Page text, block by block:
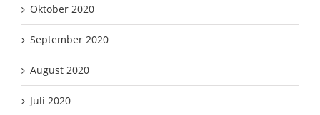
Oktober 2020
September 2020
August 2020
Juli 2020